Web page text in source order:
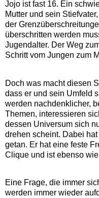
Jojo ist fast 16. Ein
Mutter und sein
der
überschritten werden
Jugendalter. Der Weg
Schritt vom Jungen zum
Doch was macht diesen
dass er und sein Umfeld
werden nachdenklicher,
Themen, interessieren
dessen Universum sich
drehen scheint. Dabei
getan. Er hat eine feste
Clique und ist ebenso
Eine Frage, die immer
werden immer wieder